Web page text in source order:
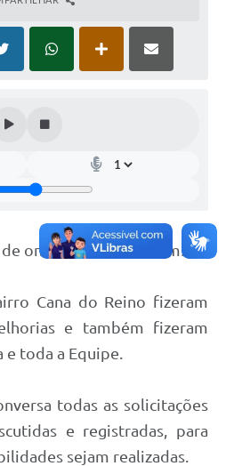
ontem foi muito bom!
Cana do Reino fizeram
e também fizeram
toda a Equipe.
todas as solicitações
e registradas, para
sejam realizadas.